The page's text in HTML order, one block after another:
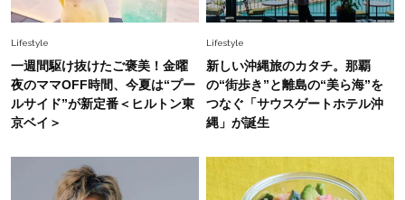
「オシャレ」も整うトレンドトップス〈4選〉
Fashion 2026.5.29
今、40代の「メガネ＆サングラス」のトレンド
に更新あり！“黒ぶち以外”が新定番に
Fashion 2026.8.5
オシャレ40代の【ワンピ＆オールインワン】最
Lifestyle
一週間駆け抜けたご褒美！金曜
夜のママOFF時間、今夏は“プー
ルサイド”が新定番＜ヒルトン東
京ベイ＞
Lifestyle
新しい沖縄旅のカタチ。那覇
の“街歩き”と離島の“美ら海”を
つなぐ「サウスゲートホテル沖
縄」が誕生